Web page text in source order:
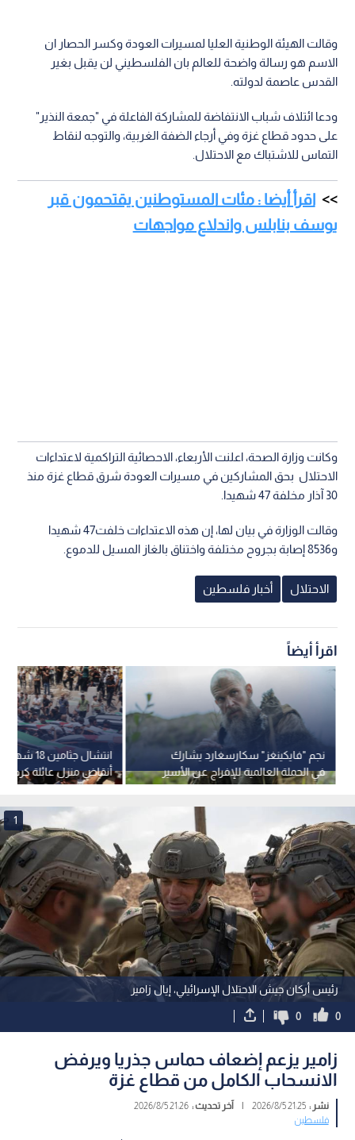
وقالت الهيئة الوطنية العليا لمسيرات العودة وكسر الحصار ان
الاسم هو رسالة واضحة للعالم بان الفلسطيني لن يقبل بغير
القدس عاصمة لدولته.
ودعا ائتلاف شباب الانتفاضة للمشاركة الفاعلة في "جمعة النذير"
على حدود قطاع غزة وفي أرجاء الضفة الغربية، والتوجه لنقاط
التماس للاشتباك مع الاحتلال.
اقرأ أيضا : مئات المستوطنين يقتحمون قبر
يوسف بنابلس واندلاع مواجهات
وكانت وزارة الصحة، اعلنت الأربعاء، الاحصائية التراكمية لاعتداءات
الاحتلال بحق المشاركين في مسيرات العودة شرق قطاع غزة منذ
30 آذار مخلفة 47 شهيدا.
وقالت الوزارة في بيان لها، إن هذه الاعتداءات خلفت47 شهيدا
و8536 إصابة بجروح مختلفة واختناق بالغاز المسيل للدموع.
الاحتلال أخبار فلسطين
اقرأ أيضاً
انتشال
أنقاض منزل عائلة كرم
نجم "فايكينغز" سكارسغارد يشارك
في الحملة العالمية للإفراج عن الأسير
مروان البرغوثي.. فيديو
رئيس أركان جيش الاحتلال الإسرائيلي، إيال زامير
1
0
0
زامير يزعم إضعاف حماس جذريا ويرفض
الانسحاب الكامل من قطاع غزة
نشر :21:25 2026/8/5
| آخر تحديث :21:26 2026/8/5
فلسطين